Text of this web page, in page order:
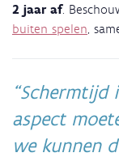
2 jaar af.
buiten spelen ,
Schermtijd
aspect
we kunnen